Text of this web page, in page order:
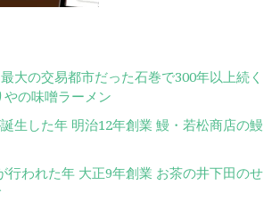
大の交易都市だった石巻で300年以上続く
の味噌ラーメン
生した年 明治12年創業 鰻・若松商店の鰻
行われた年 大正9年創業 お茶の井下田のせ